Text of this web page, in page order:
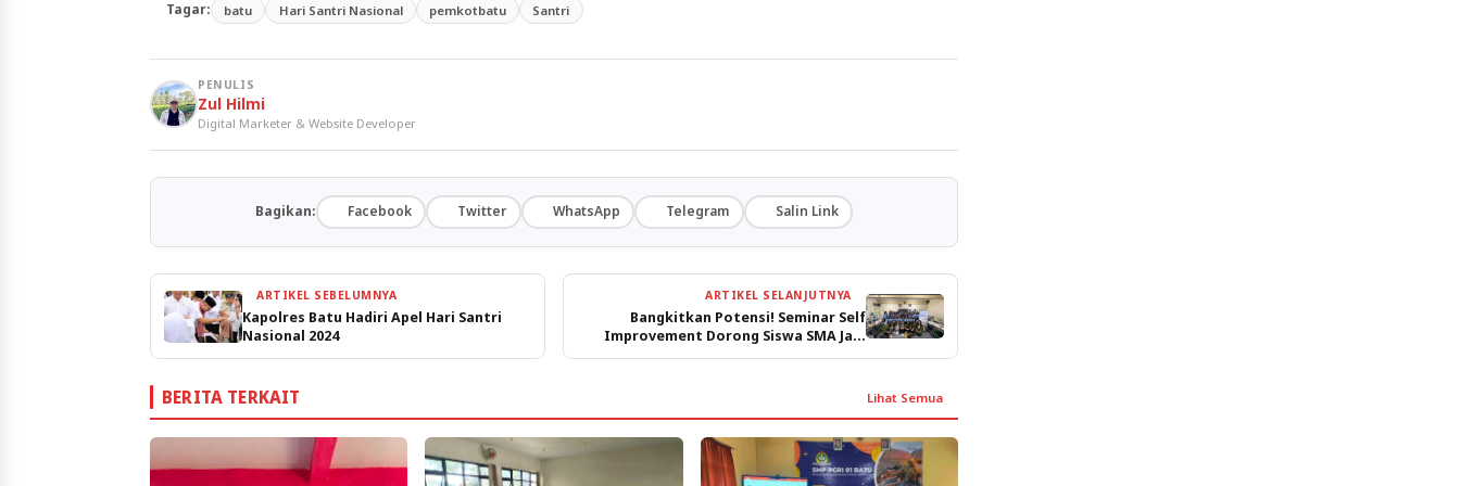
Tagar: batu Hari Santri Nasional pemkotbatu Santri
PENULIS
Zul Hilmi
Digital Marketer & Website Developer
Bagikan: Facebook Twitter WhatsApp Telegram Salin Link
ARTIKEL SEBELUMNYA
Kapolres Batu Hadiri Apel Hari Santri
Nasional 2024
ARTIKEL SELANJUTNYA
Bangkitkan Potensi! Seminar Self
Improvement Dorong Siswa SMA Jadi
Bintang Masa Depan
BERITA TERKAIT Lihat Semua